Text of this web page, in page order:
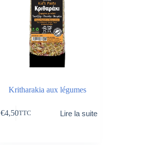
Kritharakia aux légumes
€4,50TTC Lire la suite